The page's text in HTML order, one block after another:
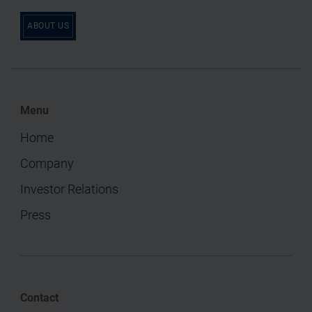
ABOUT US
Menu
Home
Company
Investor Relations
Press
Contact